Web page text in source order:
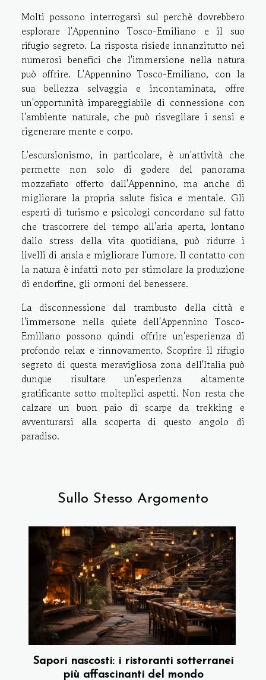
Molti possono interrogarsi sul perchè dovrebbero
esplorare l'Appennino Tosco-Emiliano e il suo
rifugio segreto. La risposta risiede innanzitutto nei
numerosi benefici che l'immersione nella natura
può offrire. L'Appennino Tosco-Emiliano, con la
sua bellezza selvaggia e incontaminata, offre
un'opportunità impareggiabile di connessione con
l'ambiente naturale, che può risvegliare i sensi e
rigenerare mente e corpo.
L'escursionismo, in particolare, è un'attività che
permette non solo di godere del panorama
mozzafiato offerto dall'Appennino, ma anche di
migliorare la propria salute fisica e mentale. Gli
esperti di turismo e psicologi concordano sul fatto
che trascorrere del tempo all'aria aperta, lontano
dallo stress della vita quotidiana, può ridurre i
livelli di ansia e migliorare l'umore. Il contatto con
la natura è infatti noto per stimolare la produzione
di endorfine, gli ormoni del benessere.
La disconnessione dal trambusto della città e
l'immersone nella quiete dell'Appennino Tosco-
Emiliano possono quindi offrire un'esperienza di
profondo relax e rinnovamento. Scoprire il rifugio
segreto di questa meravigliosa zona dell'Italia può
dunque risultare un'esperienza altamente
gratificante sotto molteplici aspetti. Non resta che
calzare un buon paio di scarpe da trekking e
avventurarsi alla scoperta di questo angolo di
paradiso.
Sullo Stesso Argomento
Sapori nascosti: i ristoranti sotterranei
più affascinanti del mondo